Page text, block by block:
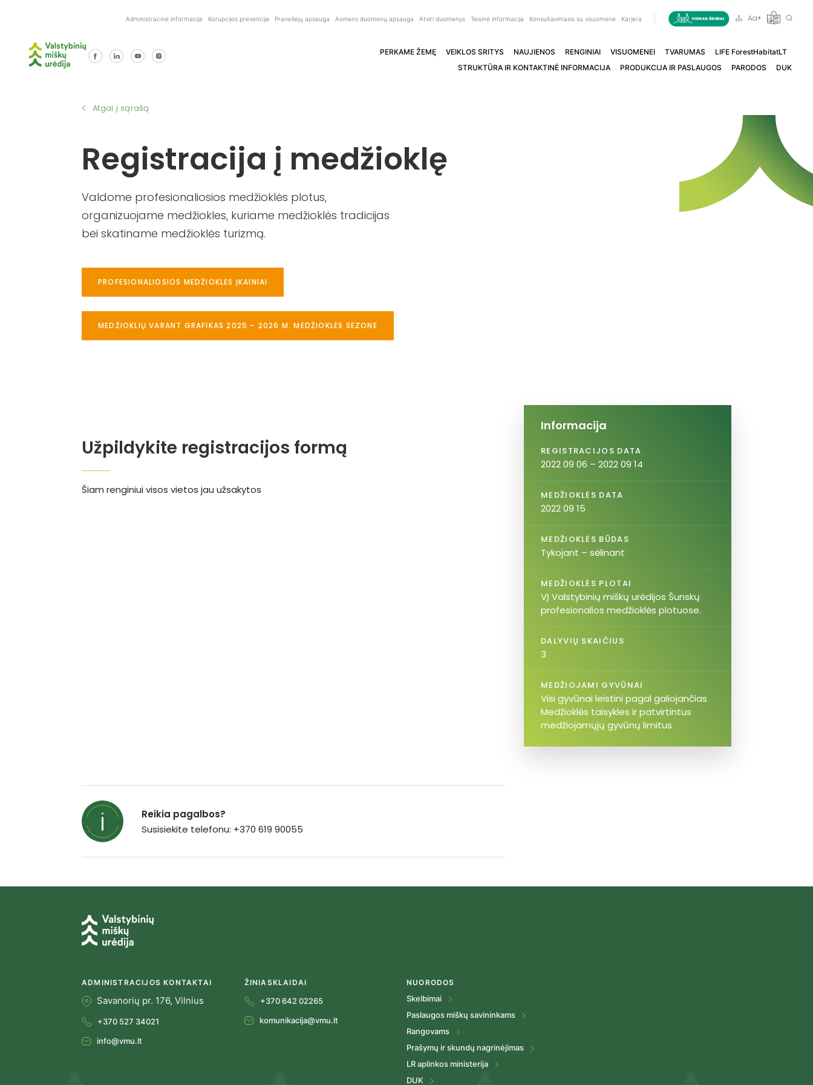
Administracinė informacija Korupcijos prevencija Pranešėjų apsauga Asmens duomenų apsauga Atviri duomenys Teisinė informacija Konsultavimasis su visuomene Karjera
PERKAME ŽEMĘ VEIKLOS SRITYS NAUJIENOS RENGINIAI VISUOMENEI TVARUMAS
LIFE ForestHabitatLT
STRUKTŪRA IR KONTAKTINĖ INFORMACIJA
PRODUKCIJA IR PASLAUGOS PARODOS DUK
Atgal į sąrašą
Registracija į medžioklę
Valdome profesionaliosios medžioklės plotus,
organizuojame medžiokles, kuriame medžioklės tradicijas
bei skatiname medžioklės turizmą.
PROFESIONALIOSIOS MEDŽIOKLĖS ĮKAINIAI
MEDŽIOKLIŲ VARANT GRAFIKAS 2025 – 2026 M. MEDŽIOKLĖS SEZONE
Užpildykite registracijos formą
Šiam renginiui visos vietos jau užsakytos
Informacija
REGISTRACIJOS DATA
2022 09 06 – 2022 09 14
MEDŽIOKLĖS DATA
2022 09 15
MEDŽIOKLĖS BŪDAS
Tykojant – sėlinant
MEDŽIOKLĖS PLOTAI
VĮ Valstybinių miškų urėdijos Šunskų
profesionalios medžioklės plotuose.
DALYVIŲ SKAIČIUS
3
MEDŽIOJAMI GYVŪNAI
Visi gyvūnai leistini pagal galiojančias
Medžioklės taisykles ir patvirtintus
medžiojamųjų gyvūnų limitus
Reikia pagalbos?
Susisiekite telefonu: +370 619 90055
ADMINISTRACIJOS KONTAKTAI
Savanorių pr. 176, Vilnius
+370 527 34021
info@vmu.lt
ŽINIASKLAIDAI
+370 642 02265
komunikacija@vmu.lt
NUORODOS
Skelbimai
Paslaugos miškų savininkams
Rangovams
Prašymų ir skundų nagrinėjimas
LR aplinkos ministerija
DUK